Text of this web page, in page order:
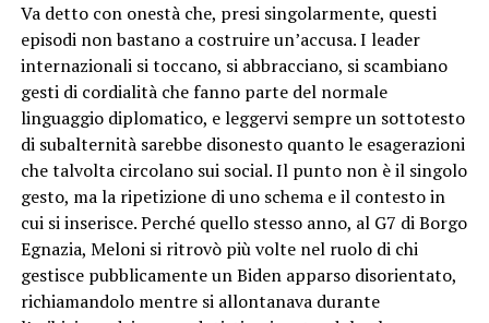
Va detto con onestà che, presi singolarmente, questi
episodi non bastano a costruire un’accusa. I leader
internazionali si toccano, si abbracciano, si scambiano
gesti di cordialità che fanno parte del normale
linguaggio diplomatico, e leggervi sempre un sottotesto
di subalternità sarebbe disonesto quanto le esagerazioni
che talvolta circolano sui social. Il punto non è il singolo
gesto, ma la ripetizione di uno schema e il contesto in
cui si inserisce. Perché quello stesso anno, al G7 di Borgo
Egnazia, Meloni si ritrovò più volte nel ruolo di chi
gestisce pubblicamente un Biden apparso disorientato,
richiamandolo mentre si allontanava durante